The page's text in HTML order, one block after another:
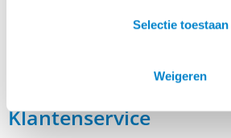
Selectie toestaan
Weigeren
Klantenservice